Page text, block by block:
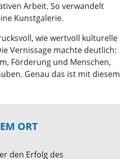
Arbeit. So verwandelt
Kunstgalerie.
wie wertvoll kulturelle
Vernissage machte deutlich:
Förderung und Menschen,
Genau das ist mit diesem
ORT